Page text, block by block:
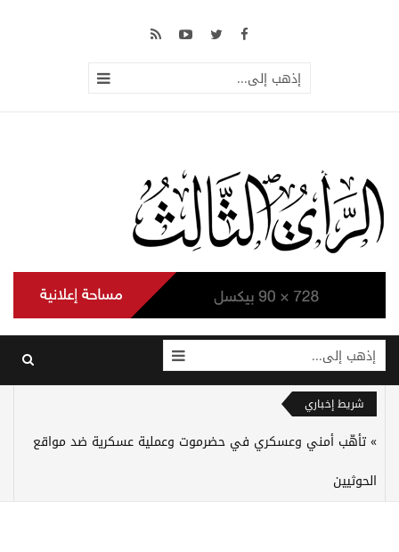
إذهب إلى...
إذهب إلى...
شريط إخباري
تأهّب أمني وعسكري في حضرموت وعملية عسكرية ضد مواقع
الحوثيين